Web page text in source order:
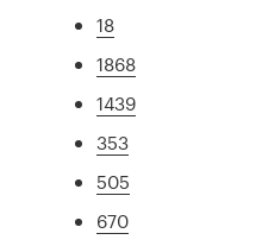
18
1868
1439
353
505
670